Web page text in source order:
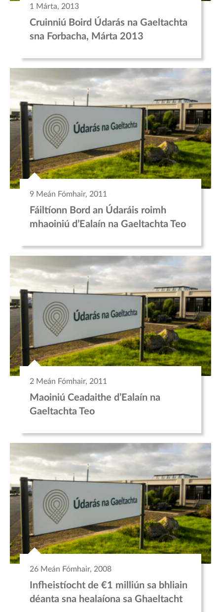
1 Márta, 2013
Cruinniú Boird Údarás na Gaeltachta
sna Forbacha, Márta 2013
9 Meán Fómhair, 2011
Fáiltíonn Bord an Údaráis roimh
mhaoiniú d’Ealaín na Gaeltachta Teo
2 Meán Fómhair, 2011
Maoiniú Ceadaithe d’Ealaín na
Gaeltachta Teo
26 Meán Fómhair, 2008
Infheistíocht de €1 milliún sa bhliain
déanta sna healaíona sa Ghaeltacht